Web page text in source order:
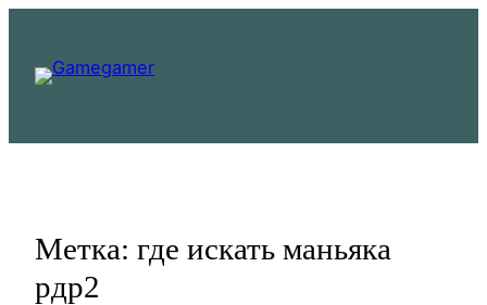
содержимому
Метка: где искать маньяка
рдр2